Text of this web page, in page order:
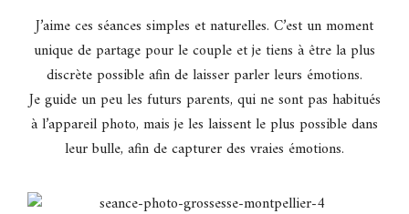
J’aime ces séances simples et naturelles. C’est un moment
unique de partage pour le couple et je tiens à être la plus
discrète possible afin de laisser parler leurs émotions.
Je guide un peu les futurs parents, qui ne sont pas habitués
à l’appareil photo, mais je les laissent le plus possible dans
leur bulle, afin de capturer des vraies émotions.